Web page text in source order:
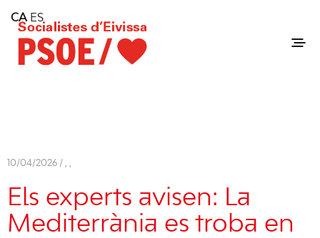
Consell Insular d'Eivissa
Services
Contact
10/04/2026 / , ,
Els experts avisen: La
Mediterrània es troba en
CA ES